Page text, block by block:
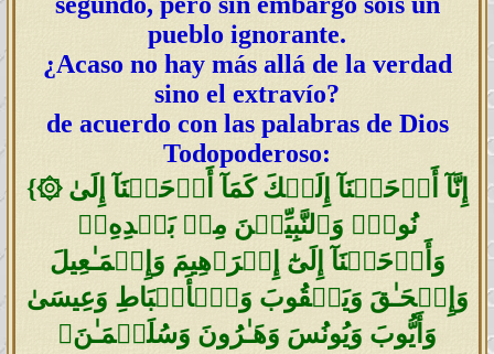
pueblo ignorante.
¿Acaso no hay más allá de la verdad
sino el extravío?
de acuerdo con las palabras de Dios
Todopoderoso:
{۞ إِنَّآ أَوۡحَيۡنَآ إِلَيۡكَ كَمَآ أَوۡحَيۡنَآ إِلَىٰ
نُوحٍ۬ وَٱلنَّبِيِّـۧنَ مِنۢ بَعۡدِهِۦ‌ۚ
وَأَوۡحَيۡنَآ إِلَىٰٓ إِبۡرَٲهِيمَ وَإِسۡمَـٰعِيلَ
وَإِسۡحَـٰقَ وَيَعۡقُوبَ وَٱلۡأَسۡبَاطِ وَعِيسَىٰ
وَأَيُّوبَ وَيُونُسَ وَهَـٰرُونَ وَسُلَيۡمَـٰنَ‌ۚ